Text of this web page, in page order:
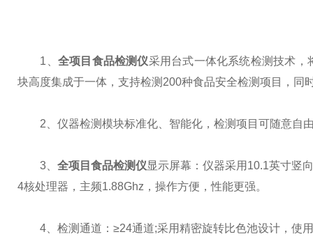
1、 全项目食品检测仪采用台式一体化系统检测技术
块高度集成于一体，支持检测200种食品安全检测项目，同
2、仪器检测模块标准化、智能化，检测项目可随意自
3、 全项目食品检测仪显示屏幕：仪器采用10.1英寸竖
4核处理器，主频1.88Ghz，操作方便，性能更强。
4、检测通道：≥24通道;采用精密旋转比色池设计，使